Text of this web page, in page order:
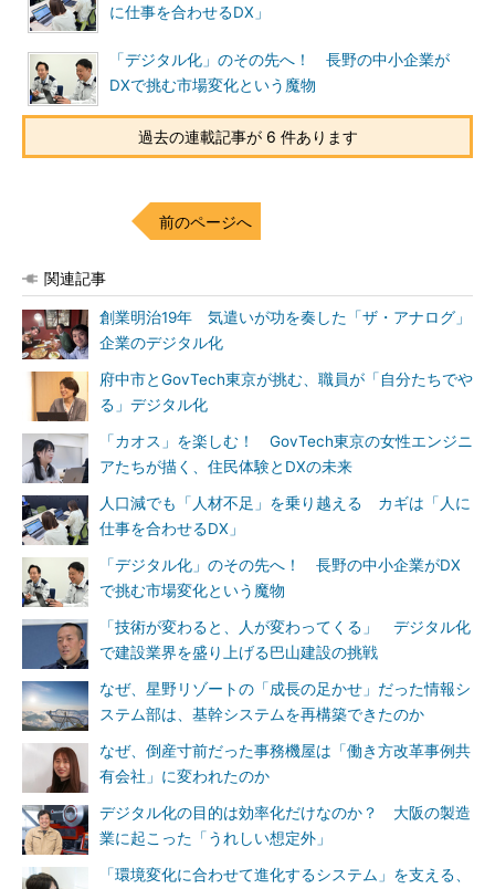
に仕事を合わせるDX」
「デジタル化」のその先へ！ 長野の中小企業が
DXで挑む市場変化という魔物
過去の連載記事が 6 件あります
前のページへ
関連記事
創業明治19年 気遣いが功を奏した「ザ・アナログ」
企業のデジタル化
府中市とGovTech東京が挑む、職員が「自分たちでや
る」デジタル化
「カオス」を楽しむ！ GovTech東京の女性エンジニ
アたちが描く、住民体験とDXの未来
人口減でも「人材不足」を乗り越える カギは「人に
仕事を合わせるDX」
「デジタル化」のその先へ！ 長野の中小企業がDX
で挑む市場変化という魔物
「技術が変わると、人が変わってくる」 デジタル化
で建設業界を盛り上げる巴山建設の挑戦
なぜ、星野リゾートの「成長の足かせ」だった情報シ
ステム部は、基幹システムを再構築できたのか
なぜ、倒産寸前だった事務機屋は「働き方改革事例共
有会社」に変われたのか
デジタル化の目的は効率化だけなのか？ 大阪の製造
業に起こった「うれしい想定外」
「環境変化に合わせて進化するシステム」を支える、